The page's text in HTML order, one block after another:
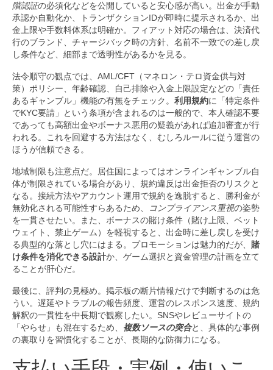
階認証の必須化などを公開していると安心感が高い。出金が手動
承認か自動化か、トランザクションIDが即時に提示されるか、出
金上限や手数料体系は明確か。フィアット対応の場合は、決済代
行のブランド、チャージバック時の方針、名前不一致での差し戻
し条件など、細部まで透明性があるかを見る。
法令順守の観点では、AML/CFT（マネロン・テロ資金供与対
策）ポリシー、年齢確認、自己排除や入金上限設定などの「責任
あるギャンブル」機能の有無をチェック。 利用規約に「特定条件
でKYC要請」という条項が含まれるのは一般的で、本人確認不要
であっても高額出金やボーナス悪用の疑義があれば追加審査が行
われる。これを回避する方法はなく、むしろルールに従う運営の
ほうが信頼できる。
地域制限も注意点だ。居住国によってはオンラインギャンブル自
体が制限されている場合があり、規約違反は出金拒否のリスクと
なる。接続方法やアカウント運用で規約を逸脱すると、勝利金が
無効化される可能性すらあるため、
コンプライアンス重視の姿勢
を一貫させたい。また、ボーナスの賭け条件（賭け上限、ベット
ウェイト、禁止ゲーム）を軽視すると、出金時に差し戻しを受け
る典型的な落とし穴にはまる。プロモーションは魅力的だが、 賭
け条件を消化できる設計か、ゲーム選択と資金管理の計画を立て
ることが肝心だ。
最後に、評判の見極め。掲示板の断片情報だけで判断するのは危
うい。遅延やトラブルの報告頻度、運営のレスポンス速度、規約
解釈の一貫性を中長期で観察したい。SNSやレビューサイトの
「やらせ」も混在するため、 複数ソースの突合と、具体的な事例
の裏取りを習慣化することが、長期的な防御力になる。